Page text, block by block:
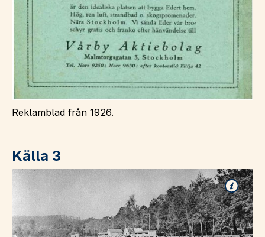
Reklamblad från 1926.
Källa 3